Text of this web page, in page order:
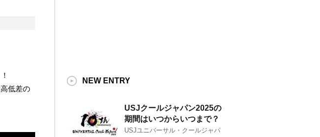
低差の
NEW ENTRY
USJクールジャパン2025の
期間はいつからいつまで？
USJユニバーサル・クールジャパ